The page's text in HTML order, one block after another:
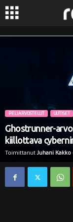
R
PELIARVOSTELUT UUTISET
Ghostrunner-
kiillottava
Toimittanut Juhani Kakko